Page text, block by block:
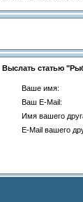
Выслать статью
Ваше имя:
Ваш E-Mail:
Имя вашего
E-Mail вашего